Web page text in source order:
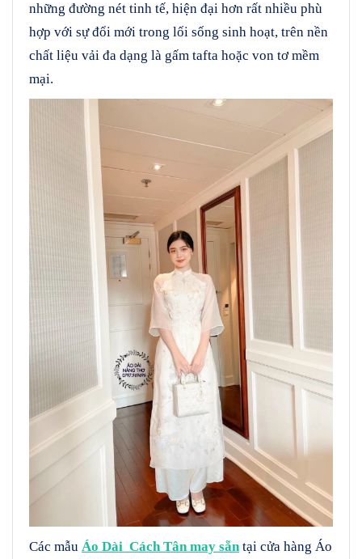
những đường nét tinh tế, hiện đại hơn rất nhiều phù
hợp với sự đổi mới trong lối sống sinh hoạt, trên nền
chất liệu vải đa dạng là gấm tafta hoặc von tơ mềm
mại.
Các mẫu Áo Dài Cách Tân may sẵntại cửa hàng Áo